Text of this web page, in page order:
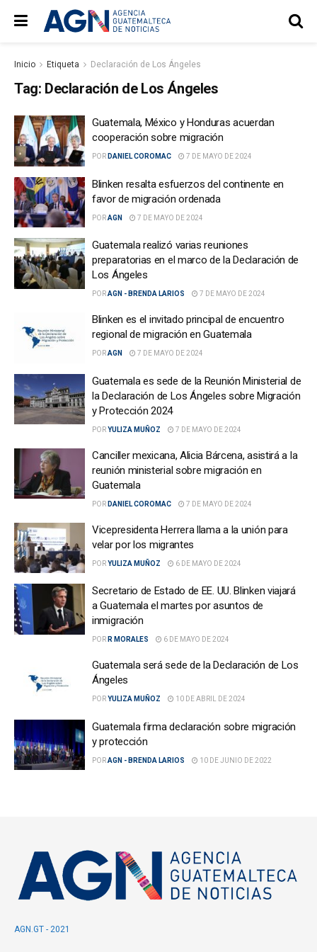
Inicio Etiqueta Declaración de Los Ángeles
Tag: Declaración de Los Ángeles
Guatemala, México y Honduras acuerdan
cooperación sobre migración
POR DANIEL COROMAC 7 DE MAYO DE 2024
Blinken resalta esfuerzos del continente en
favor de migración ordenada
PORAGN 7 DE MAYO DE 2024
Guatemala realizó varias reuniones
preparatorias en el marco de la Declaración de
Los Ángeles
PORAGN - BRENDA LARIOS 7 DE MAYO DE 2024
Blinken es el invitado principal de encuentro
regional de migración en Guatemala
PORAGN 7 DE MAYO DE 2024
Guatemala es sede de la Reunión Ministerial de
la Declaración de Los Ángeles sobre Migración
y Protección 2024
PORYULIZA MUÑOZ 7 DE MAYO DE 2024
Canciller mexicana, Alicia Bárcena, asistirá a la
reunión ministerial sobre migración en
Guatemala
POR DANIEL COROMAC 7 DE MAYO DE 2024
Vicepresidenta Herrera llama a la unión para
velar por los migrantes
PORYULIZA MUÑOZ 6 DE MAYO DE 2024
Secretario de Estado de EE. UU. Blinken viajará
a Guatemala el martes por asuntos de
inmigración
POR R MORALES 6 DE MAYO DE 2024
Guatemala será sede de la Declaración de Los
Ángeles
PORYULIZA MUÑOZ 10 DE ABRIL DE 2024
Guatemala firma declaración sobre migración
y protección
PORAGN - BRENDA LARIOS 10 DE JUNIO DE 2022
AGN.GT - 2021